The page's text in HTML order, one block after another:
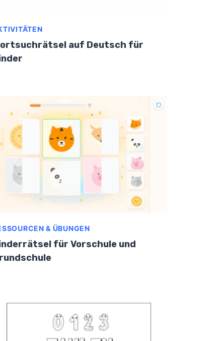
auf Deutsch für
& ÜBUNGEN
für Vorschule und